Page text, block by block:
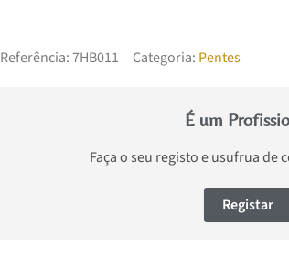
Referência:7HB011 Categoria: Pentes
É um
Faça o seu registo e usufrua de
Registar